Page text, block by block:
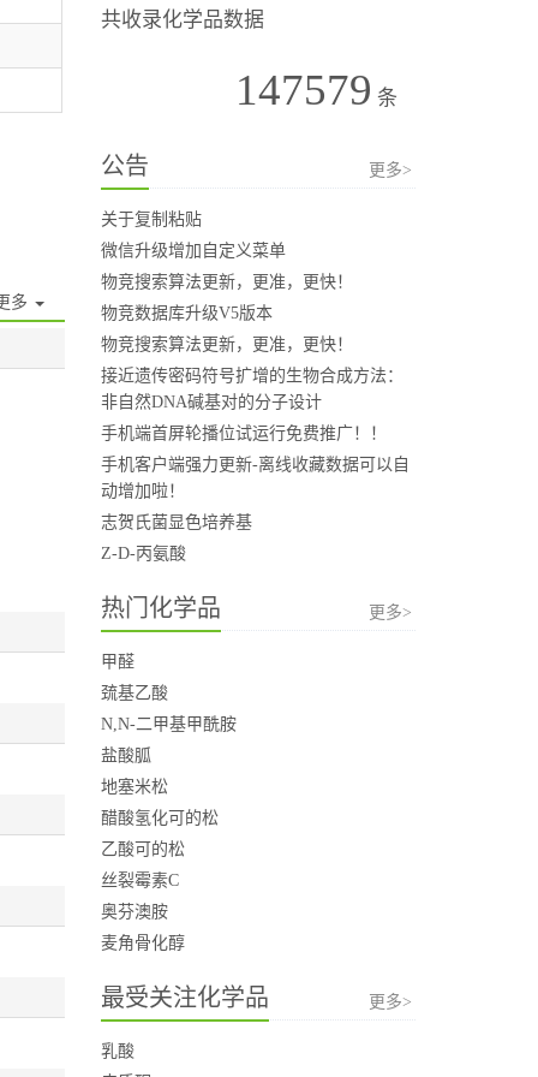
多
共收录化学品数据
147579 条
公告 更多>
关于复制粘贴
微信升级增加自定义菜单
物竞搜索算法更新，更准，更快！
物竞数据库升级V5版本
物竞搜索算法更新，更准，更快！
接近遗传密码符号扩增的生物合成方法：
非自然DNA碱基对的分子设计
手机端首屏轮播位试运行免费推广！！
手机客户端强力更新-离线收藏数据可以自
动增加啦！
志贺氏菌显色培养基
Z-D-丙氨酸
热门化学品 更多>
甲醛
巯基乙酸
N,N-二甲基甲酰胺
盐酸胍
地塞米松
醋酸氢化可的松
乙酸可的松
丝裂霉素C
奥芬澳胺
麦角骨化醇
最受关注化学品 更多>
乳酸